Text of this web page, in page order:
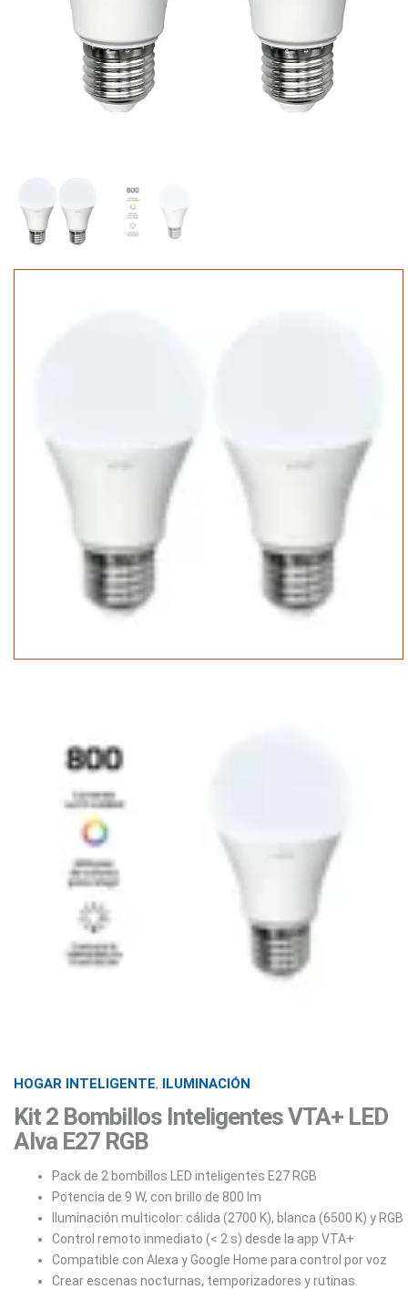
HOGAR INTELIGENTE, ILUMINACIÓN
Kit 2 Bombillos Inteligentes VTA+ LED
Alva E27 RGB
Pack de 2 bombillos LED inteligentes E27 RGB
Potencia de 9 W, con brillo de 800 lm
Iluminación multicolor: cálida (2700 K), blanca (6500 K) y RGB
Control remoto inmediato (< 2 s) desde la app VTA+
Compatible con Alexa y Google Home para control por voz
Crear escenas nocturnas, temporizadores y rutinas